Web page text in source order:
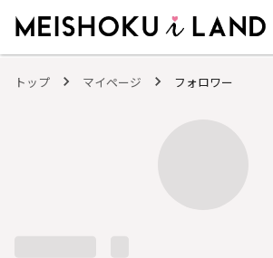
トップ マイページ フォロワー